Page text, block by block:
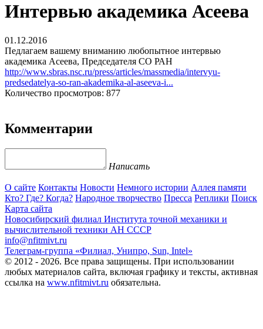
Интервью академика Асеева
01.12.2016
Педлагаем вашему вниманию любопытное интервью
академика Асеева, Председателя СО РАН
http://www.sbras.nsc.ru/press/articles/massmedia/intervyu-
predsedatelya-so-ran-akademika-al-aseeva-i...
Количество просмотров: 877
Комментарии
Написать
О сайте Контакты Новости Немного истории Аллея памяти
Кто? Где? Когда? Народное творчество Пресса Реплики Поиск
Карта сайта
Новосибирский филиал Института точной механики и
вычислительной техники АН СССР
info@nfitmivt.ru
Телеграм-группа «Филиал, Унипро, Sun, Intel»
© 2012 - 2026. Все права защищены. При использовании
любых материалов сайта, включая графику и тексты, активная
ссылка на www.nfitmivt.ru обязательна.